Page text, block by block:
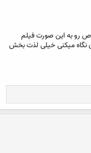
رو به این صورت فیلم
نگاه میکنی خیلی لذت بخش